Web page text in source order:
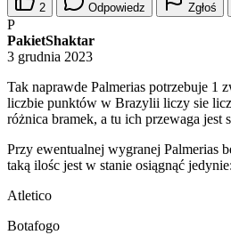
2 Odpowiedz Zgłoś
P
PakietShaktar
3 grudnia 2023
Tak naprawde Palmerias potrzebuje 1
liczbie punktów w Brazylii liczy sie
różnica bramek, a tu ich przewaga jest
Przy ewentualnej wygranej Palmerias
taką ilośc jest w stanie osiągnąć jedynie:
Atletico
Botafogo